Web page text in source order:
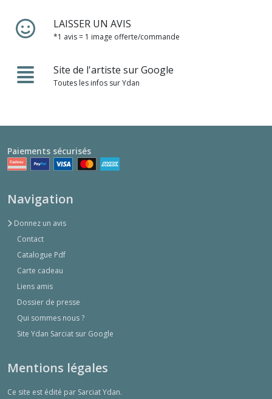
LAISSER UN AVIS
*1 avis = 1 image offerte/commande
Site de l'artiste sur Google
Toutes les infos sur Ydan
Paiements sécurisés
Navigation
Donnez un avis
Contact
Catalogue Pdf
Carte cadeau
Liens amis
Dossier de presse
Qui sommes nous ?
Site Ydan Sarciat sur Google
Mentions légales
Ce site est édité par Sarciat Ydan.